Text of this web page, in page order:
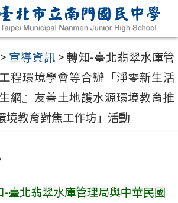
> 宣導資訊 >轉知-臺北翡翠水庫管
程環境學會等合辦「淨零新生活
網』友善土地護水源環境教育推
教育對焦工作坊」活動
-臺北翡翠水庫管理局與中華民國